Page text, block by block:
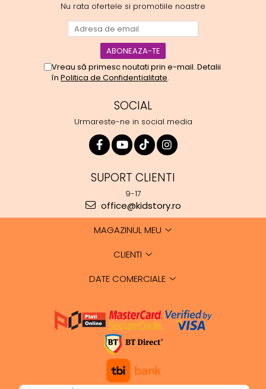
Nu rata ofertele si promotiile noastre
Vreau să primesc noutati prin e-mail. Detalii
în Politica de Confidențialitate.
SOCIAL
Urmareste-ne in social media
SUPORT CLIENTI
9-17
office@kidstory.ro
MAGAZINUL MEU
CLIENTI
DATE COMERCIALE